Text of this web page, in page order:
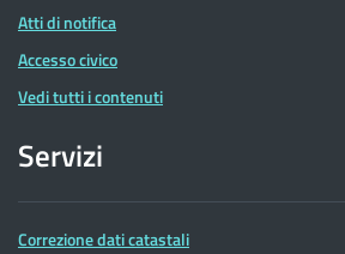
Atti di notifica
Accesso civico
Vedi tutti i contenuti
Servizi
Correzione dati catastali